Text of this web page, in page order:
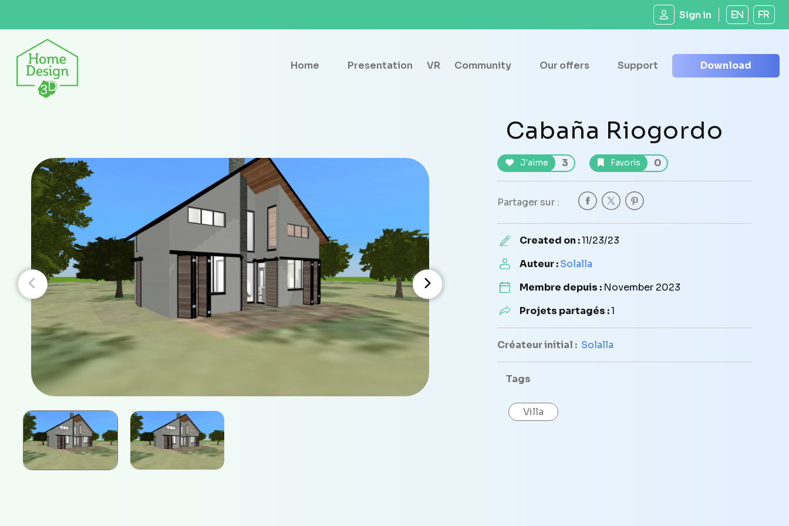
Sign in EN FR
Home Presentation VR Community Our offers Support Download
Cabaña Riogordo
J'aime 3 Favoris 0
Partager sur :
Created on :11/23/23
Auteur :Solalla
Membre depuis : November 2023
Projets partagés :1
Créateur initial : Solalla
Tags
Villa